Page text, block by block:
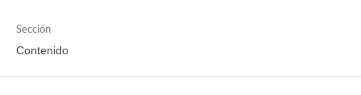
Sección
Contenido